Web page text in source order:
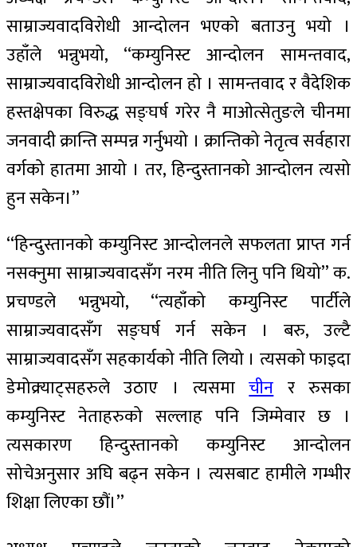
साम्राज्यवादविरोधी आन्दोलन भएको बताउनु भयो ।
उहाँले भन्नुभयो, ‘‘कम्युनिस्ट आन्दोलन सामन्तवाद,
साम्राज्यवादविरोधी आन्दोलन हो । सामन्तवाद र वैदेशिक
हस्तक्षेपका विरुद्ध सङ्घर्ष गरेर नै माओत्सेतुङले चीनमा
जनवादी क्रान्ति सम्पन्न गर्नुभयो । क्रान्तिको नेतृत्व सर्वहारा
वर्गको हातमा आयो । तर, हिन्दुस्तानको आन्दोलन त्यसो
हुन सकेन।’’
‘‘हिन्दुस्तानको कम्युनिस्ट आन्दोलनले सफलता प्राप्त गर्न
नसक्नुमा साम्राज्यवादसँग नरम नीति लिनु पनि थियो’’ क.
प्रचण्डले भन्नुभयो, ‘‘त्यहाँको कम्युनिस्ट पार्टीले
साम्राज्यवादसँग सङ्घर्ष गर्न सकेन । बरु, उल्टै
साम्राज्यवादसँग सहकार्यको नीति लियो । त्यसको फाइदा
डेमोक्र्याट्सहरुले उठाए । त्यसमाचीनर रुसका
कम्युनिस्ट नेताहरुको सल्लाह पनि जिम्मेवार छ ।
त्यसकारण हिन्दुस्तानको कम्युनिस्ट आन्दोलन
सोचेअनुसार अघि बढ्न सकेन । त्यसबाट हामीले गम्भीर
शिक्षा लिएका छौं।’’